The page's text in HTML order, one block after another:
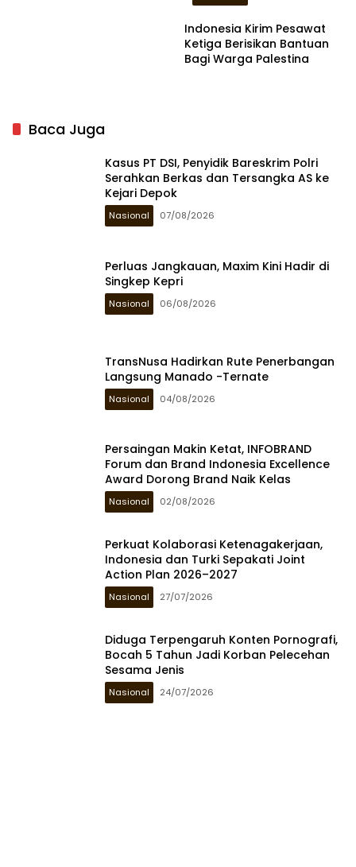
Indonesia Kirim Pesawat
Ketiga Berisikan Bantuan
Bagi Warga Palestina
Baca Juga
Kasus PT DSI, Penyidik Bareskrim Polri
Serahkan Berkas dan Tersangka AS ke
Kejari Depok
Nasional 07/08/2026
Perluas Jangkauan, Maxim Kini Hadir di
Singkep Kepri
Nasional 06/08/2026
TransNusa Hadirkan Rute Penerbangan
Langsung Manado -Ternate
Nasional 04/08/2026
Persaingan Makin Ketat, INFOBRAND
Forum dan Brand Indonesia Excellence
Award Dorong Brand Naik Kelas
Nasional 02/08/2026
Perkuat Kolaborasi Ketenagakerjaan,
Indonesia dan Turki Sepakati Joint
Action Plan 2026–2027
Nasional 27/07/2026
Diduga Terpengaruh Konten Pornografi,
Bocah 5 Tahun Jadi Korban Pelecehan
Sesama Jenis
Nasional 24/07/2026